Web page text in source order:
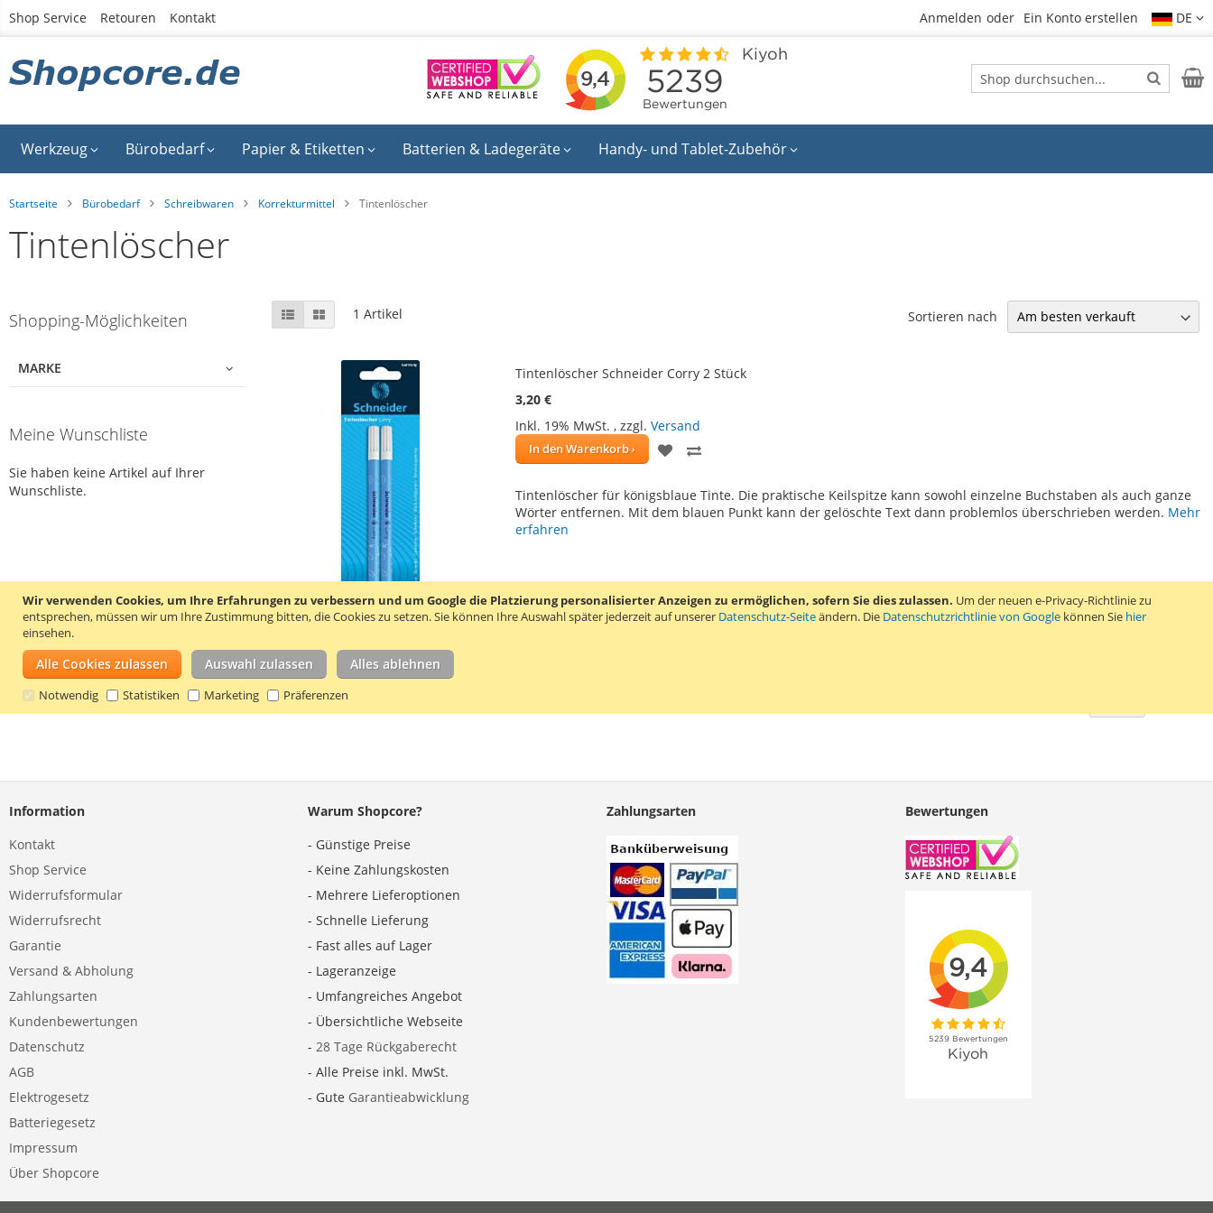
Wir verwenden Cookies, um Ihre Erfahrungen zu verbessern und um Google die Platzierung personalisierter Anzeigen zu ermöglichen, sofern Sie dies zulassen. Um der neuen e-Privacy-Richtlinie zu
entsprechen, müssen wir um Ihre Zustimmung bitten, die Cookies zu setzen.Sie können Ihre Auswahl später jederzeit auf unserer Datenschutz-Seiteändern. Die Datenschutzrichtlinie von Google können Sie hier
einsehen.
Alle Cookies zulassen Auswahl zulassen Alles ablehnen
Notwendig Statistiken Marketing Präferenzen
Zum
Shop Service Retouren Kontakt Anmelden Ein Konto erstellen DE
Suche
Suche
Werkzeug Bürobedarf Papier & Etiketten Batterien & Ladegeräte Handy- und Tablet-Zubehör
Startseite Bürobedarf Schreibwaren Korrekturmittel Tintenlöscher
Tintenlöscher
to
list
Shopping-Möglichkeiten
MARKE
Anzeigen
als
ListeListe 1 Artikel Sortieren nach
Tintenlöscher Schneider Corry 2 Stück
3,20 €
Inkl. 19% MwSt. , zzgl. Versand
In den Warenkorb
ZUR
HINZUFÜGEN
HINZUFÜGEN
Tintenlöscher für königsblaue Tinte. Die praktische Keilspitze kann sowohl einzelne Buchstaben als auch ganze
Wörter entfernen. Mit dem blauen Punkt kann der gelöschte Text dann problemlos überschrieben werden. Mehr
erfahren
Meine Wunschliste
Sie haben keine Artikel auf Ihrer
Wunschliste.
Information
Kontakt
Shop Service
Widerrufsformular
Widerrufsrecht
Garantie
Versand & Abholung
Zahlungsarten
Kundenbewertungen
Datenschutz
AGB
Elektrogesetz
Batteriegesetz
Impressum
Über Shopcore
Warum Shopcore?
- Günstige Preise
- Keine Zahlungskosten
- Mehrere Lieferoptionen
- Schnelle Lieferung
- Fast alles auf Lager
- Lageranzeige
- Umfangreiches Angebot
- Übersichtliche Webseite
- 28 Tage Rückgaberecht
- Alle Preise inkl. MwSt.
- Gute Garantieabwicklung
Zahlungsarten Bewertungen